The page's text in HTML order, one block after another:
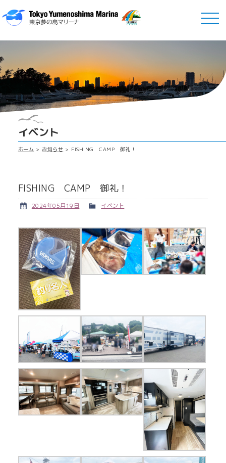
イベント
ホーム お知らせ FISHING CAMP 御礼！
FISHING CAMP 御礼！
2024年05月19日 イベント